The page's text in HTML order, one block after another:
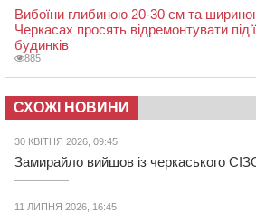
Вибоїни глибиною 20-30 см та
Черкасах просять відремонтувати
будинків
885
СХОЖІ НОВИНИ
30 КВІТНЯ 2026, 09:45
Замирайло вийшов із черкаського
11 ЛИПНЯ 2026, 16:45